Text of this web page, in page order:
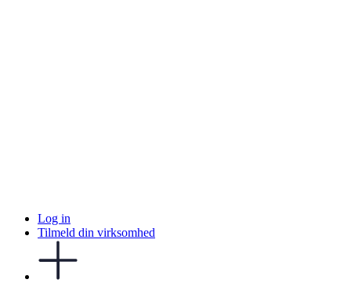
Log in
Tilmeld din virksomhed